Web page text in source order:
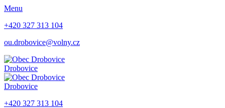
Menu
+420 327 313 104
ou.drobovice@volny.cz
Drobovice
Drobovice
+420 327 313 104